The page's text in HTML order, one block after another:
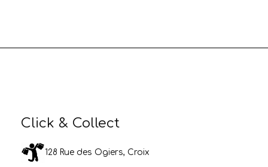
Click & Collect
128 Rue des Ogiers, Croix